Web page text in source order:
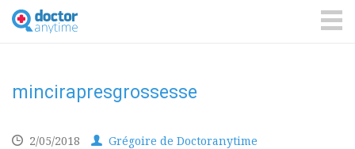
DoctorAnyTime
You
are
mincirapresgrossesse
2/05/2018 Grégoire de Doctoranytime